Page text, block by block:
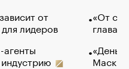
от
лидеров
«От
глава
Маск в